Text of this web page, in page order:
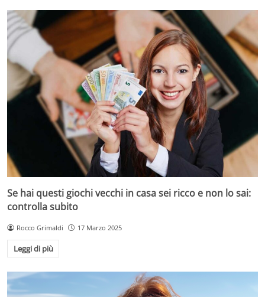
Se hai questi giochi vecchi in casa sei ricco e non lo sai:
controlla subito
Rocco Grimaldi 17 Marzo 2025
Leggi di più